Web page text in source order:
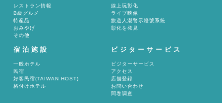
レストラン情報
B級グルメ
特産品
おみやげ
その他
線上玩彰化
ライブ映像
旅遊人潮警示燈號系統
彰化を発見
宿泊施設
一般ホテル
民宿
好客民宿(TAIWAN HOST)
格付けホテル
ビジターサービス
ビジターサービス
アクセス
店舗登録
お問い合わせ
問卷調查